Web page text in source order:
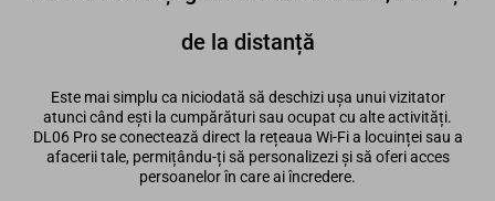
de la distanță
Este mai simplu ca niciodată să deschizi ușa unui vizitator
atunci când ești la cumpărături sau ocupat cu alte activități.
DL06 Pro se conectează direct la rețeaua Wi-Fi a locuinței sau a
afacerii tale, permițându-ți să personalizezi și să oferi acces
persoanelor în care ai încredere.